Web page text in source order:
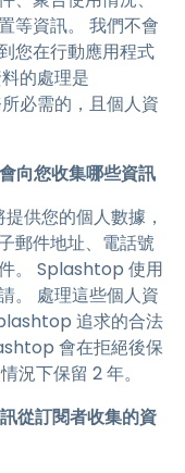
等資訊。 我們不會
您在行動應用程式
的處理是
必需的，且個人資
向您收集哪些資訊
供您的個人數據，
郵件地址、電話號
。 Splashtop 使用
。 處理這些個人資
追求的合法
會在拒絕後保
況下保留 2 年。
從訂閱者收集的資